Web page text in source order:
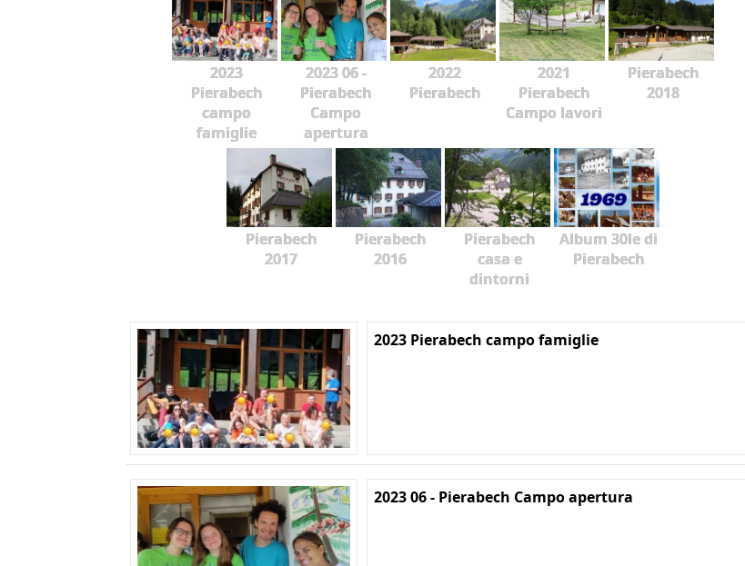
2023
Pierabech
campo
famiglie
2023 06 -
Pierabech
Campo
apertura
2022
Pierabech
2021
Pierabech
Campo lavori
Pierabech
2018
Pierabech
2017
Pierabech
2016
Pierabech
casa e
dintorni
Album 30le di
Pierabech
2023 Pierabech campo famiglie
2023 06 - Pierabech Campo apertura